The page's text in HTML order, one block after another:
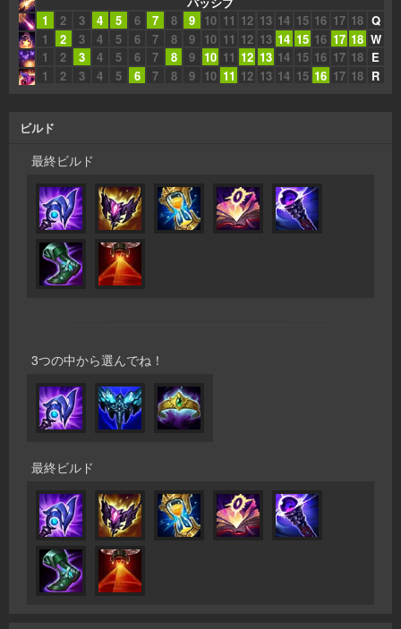
1
2 3 4 5 6 7 8 9 10 11 12 13 14 15 16 17 18 Q
1
2 3 4 5 6 7 8 9 10 11 12 13 14 15 16 17 18 W
1
2 3 4 5 6 7 8 9 10 11 12 13 14 15 16 17 18 E
1
2 3 4 5 6 7 8 9 10 11 12 13 14 15 16 17 18 R
ビルド
最終ビルド
3つの中から選んでね！
最終ビルド